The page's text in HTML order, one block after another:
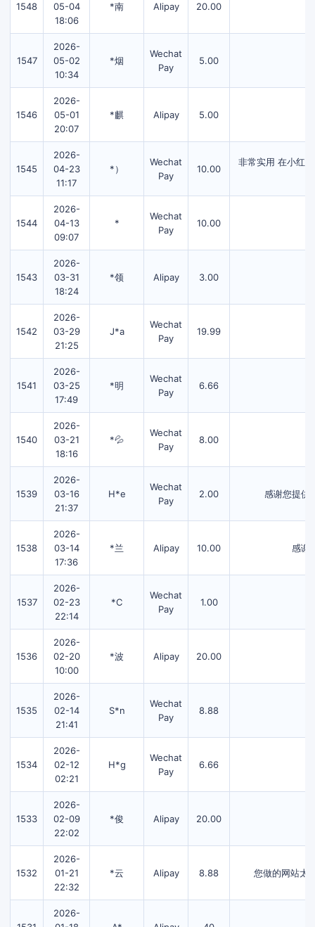
1548
05-04
18:06
*南 Alipay 20.00
1547
2026-
05-02
10:34
*烟
Wechat
Pay
5.00
1546
2026-
05-01
20:07
*麒 Alipay 5.00
1545
2026-
04-23
11:17
*）
Wechat
Pay
10.00
非常实用 在小红
1544
2026-
04-13
09:07
*
Wechat
Pay
10.00
1543
2026-
03-31
18:24
*领 Alipay 3.00
1542
2026-
03-29
21:25
J*a
Wechat
Pay
19.99
1541
2026-
03-25
17:49
*明
Wechat
Pay
6.66
1540
2026-
03-21
18:16
*💦
Wechat
Pay
8.00
1539
2026-
03-16
21:37
H*e
Wechat
Pay
2.00 感谢您提供
1538
2026-
03-14
17:36
*兰 Alipay 10.00 感谢
1537
2026-
02-23
22:14
*C
Wechat
Pay
1.00
1536
2026-
02-20
10:00
*波 Alipay 20.00
1535
2026-
02-14
21:41
S*n
Wechat
Pay
8.88
1534
2026-
02-12
02:21
H*g
Wechat
Pay
6.66
1533
2026-
02-09
22:02
*俊 Alipay 20.00
1532
2026-
01-21
22:32
*云 Alipay 8.88 您做的网站太
2026-